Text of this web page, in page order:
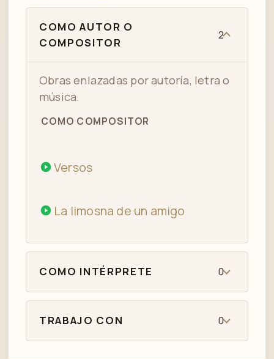
COMO AUTOR O
COMPOSITOR
2
Obras enlazadas por autoría, letra o
música.
COMO COMPOSITOR
Versos
La limosna de un amigo
COMO INTÉRPRETE 0
TRABAJO CON 0